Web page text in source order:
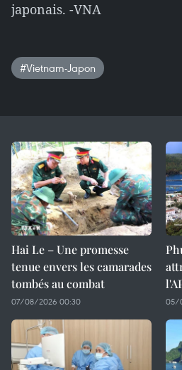
japonais. -VNA
#Vietnam-Japon
Hai Le – Une promesse
tenue envers les camarades
tombés au combat
07/08/2026 00:30 05/